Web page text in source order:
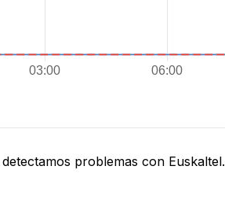
problemas con Euskaltel.